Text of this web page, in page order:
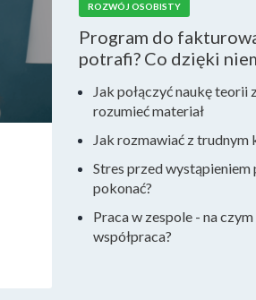
ROZWÓJ OSOBISTY
Program do
potrafi? Co dzięki
Jak połączyć naukę
rozumieć materiał
Jak rozmawiać z trudnym
Stres przed
pokonać?
Praca w zespole - na
współpraca?